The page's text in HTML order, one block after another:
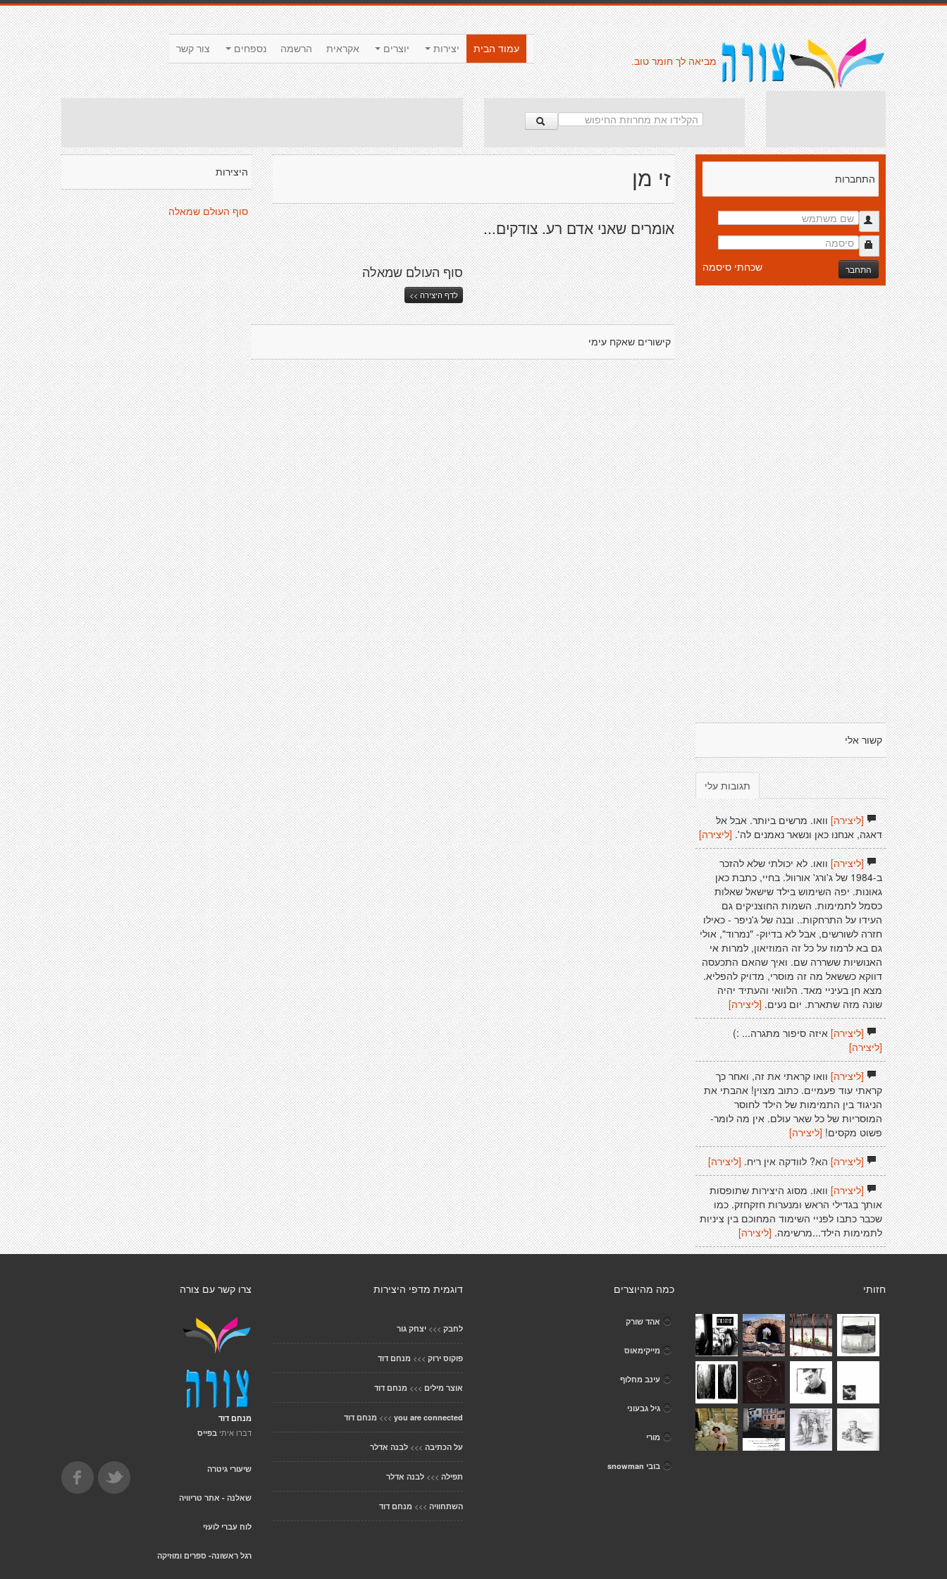
צור קשר נספחים הרשמה אקראית יוצרים יצירות
עמוד הבית
מביאה לך חומר טוב.
היצירות
סוף העולם שמאלה
זי מן
אומרים שאני אדם רע. צודקים...
סוף העולם שמאלה
לדף היצירה >>
קישורים שאקח עימי
התחברות
התחבר שכחתי סיסמה
קשור אלי
תגובות עלי
[ליצירה]וואו. מרשים ביותר. אבל אל
דאגה, אנחנו כאן ונשאר נאמנים לה'. [ליצירה]
[ליצירה]וואו. לא יכולתי שלא להזכר
ב-1984 של ג'ורג' אורוול. בחיי, כתבת כאן
גאונות. יפה השימוש בילד שישאל שאלות
כסמל לתמימות. השמות החוצניקים גם
העידו על התרחקות.. ובנה של ג'ניפר - כאילו
חזרה לשורשים, אבל לא בדיוק- "נמרוד", אולי
גם בא לרמוז על כל זה המוזיאון, למרות אי
האנושיות ששררה שם. ואיך שהאם התכעסה
דווקא כששאל מה זה מוסרי, מדויק להפליא.
מצא חן בעיניי מאד. הלוואי והעתיד יהיה
שונה מזה שתארת. יום נעים. [ליצירה]
[ליצירה]איזה סיפור מתגרה... :)
[ליצירה]
[ליצירה]וואו קראתי את זה, ואחר כך
קראתי עוד פעמיים. כתוב מצוין! אהבתי את
הניגוד בין התמימות של הילד לחוסר
המוסריות של כל שאר עולם. אין מה לומר-
פשוט מקסים! [ליצירה]
[ליצירה]הא? לוודקה אין ריח.[ליצירה]
[ליצירה]וואו. מסוג היצירות שתופסות
אותך בגדילי הראש ומנערות חזקחזק. כמו
שכבר כתבו לפניי השימוד המחוכם בין ציניות
לתמימות הילד...מרשימה. [ליצירה]
צרו קשר עם צורה
מנחם דוד
דברו איתי בפייס
שיעורי גיטרה
שאלנה - אתר טריוויה
לוח עברי לועזי
רגל ראשונה- ספרים ומוזיקה
דוגמית מדפי היצירות
לחבק >>> יצחק גור
פוקוס ירוק >>> מנחם דוד
אוצר מילים >>> מנחם דוד
you are connected
>>> מנחם דוד
על הכתיבה >>> לבנה אדלר
תפילה >>> לבנה אדלר
השתחוויה >>> מנחם דוד
כמה מהיוצרים
אהד שורק
מייקימאוס
עינב מחלוף
גיל גבעוני
מורי
בובי snowman
חזותי